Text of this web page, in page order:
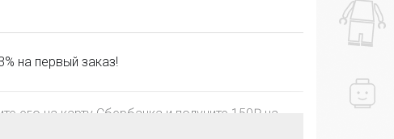
на первый заказ!
его на карту Сбербанка и получите 150₽ на